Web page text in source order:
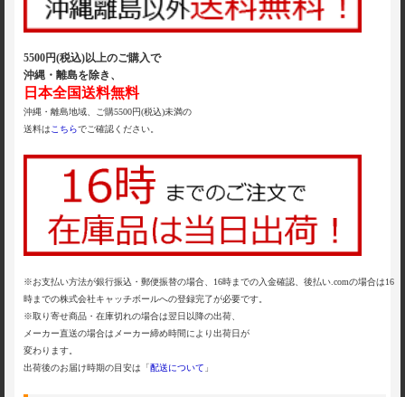
5500円(税込)以上のご購入で
沖縄・離島を除き、
日本全国送料無料
沖縄・離島地域、ご購5500円(税込)未満の
送料は こちらでご確認ください。
※お支払い方法が銀行振込・郵便振替の場合、16時までの入金確認、後払い.comの場合は16
時までの株式会社キャッチボールへの登録完了が必要です。
※取り寄せ商品・在庫切れの場合は翌日以降の出荷、
メーカー直送の場合はメーカー締め時間により出荷日が
変わります。
出荷後のお届け時期の目安は「 配送について 」